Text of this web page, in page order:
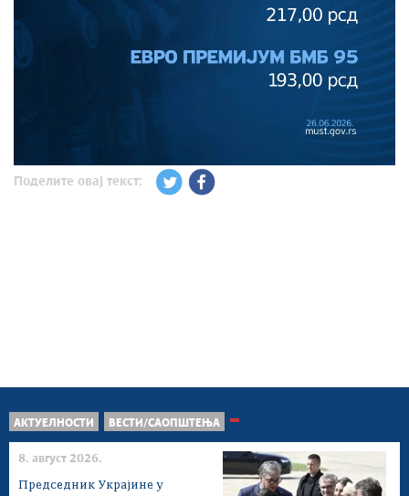
Поделите овај текст:
АКТУЕЛНОСТИ ВЕСТИ/САОПШТЕЊА
8. август 2026.
Председник Украјине у